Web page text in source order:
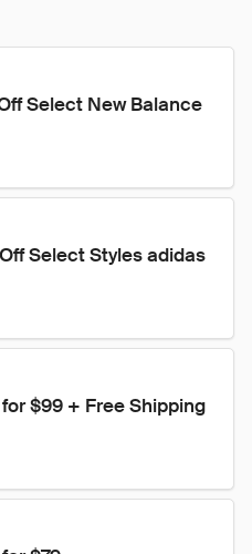
Select New Balance
Select Styles adidas
$99 + Free Shipping